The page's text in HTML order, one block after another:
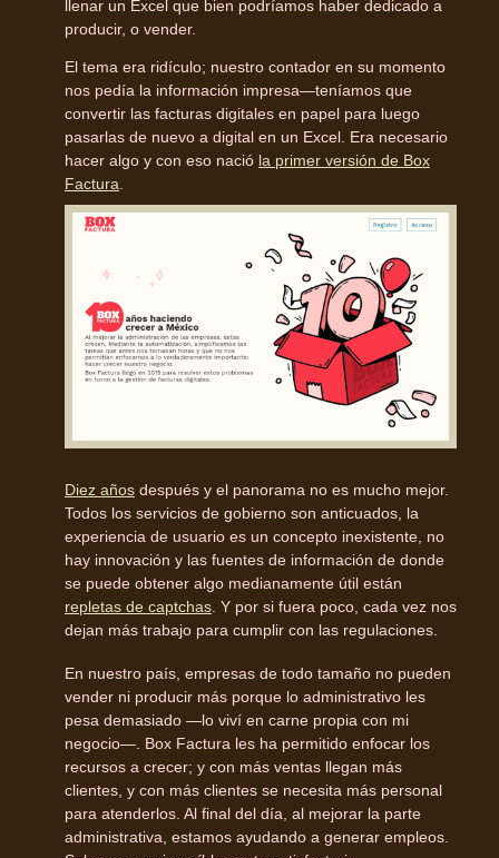
llenar un Excel que bien podríamos haber dedicado a
producir, o vender.
El tema era ridículo; nuestro contador en su momento
nos pedía la información impresa—teníamos que
convertir las facturas digitales en papel para luego
pasarlas de nuevo a digital en un Excel. Era necesario
hacer algo y con eso nació la primer versión de Box
Factura
Diez años después y el panorama no es mucho mejor.
Todos los servicios de gobierno son anticuados, la
experiencia de usuario es un concepto inexistente, no
hay innovación y las fuentes de información de donde
se puede obtener algo medianamente útil están
repletas de captchas . Y por si fuera poco, cada vez nos
dejan más trabajo para cumplir con las regulaciones.
En nuestro país, empresas de todo tamaño no pueden
vender ni producir más porque lo administrativo les
pesa demasiado —lo viví en carne propia con mi
negocio—. Box Factura les ha permitido enfocar los
recursos a crecer; y con más ventas llegan más
clientes, y con más clientes se necesita más personal
para atenderlos. Al final del día, al mejorar la parte
administrativa, estamos ayudando a generar empleos.